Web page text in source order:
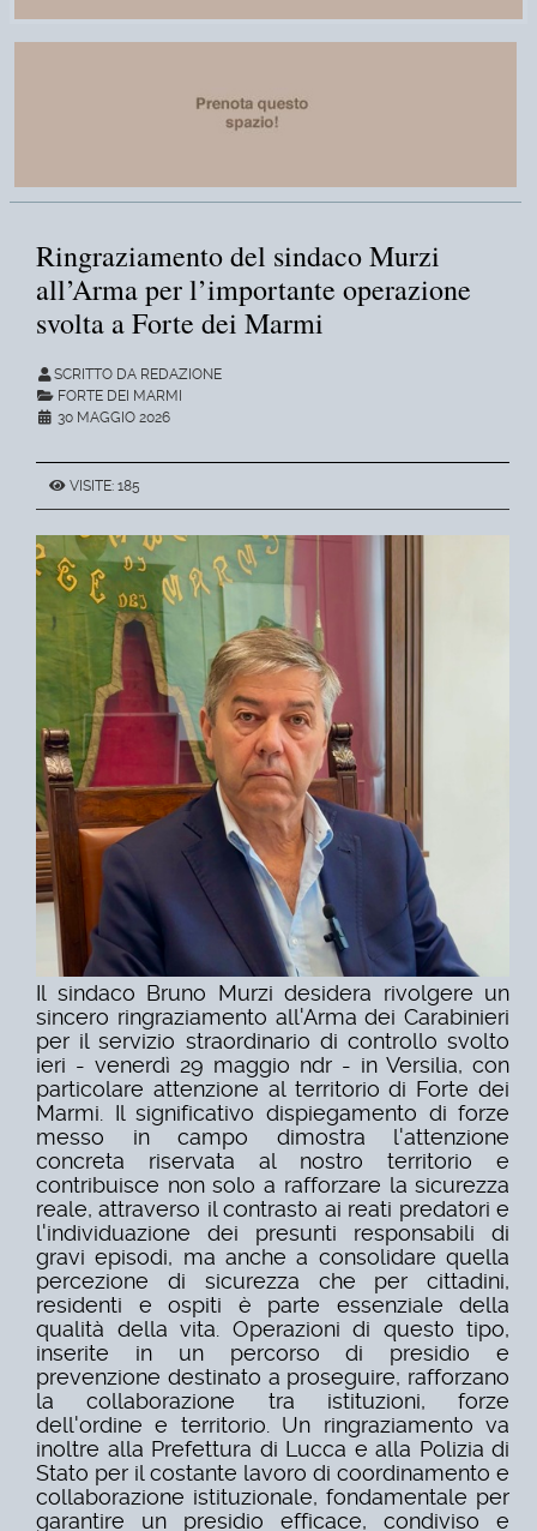
Ringraziamento del sindaco Murzi
all’Arma per l’importante operazione
svolta a Forte dei Marmi
SCRITTO DA REDAZIONE
FORTE DEI MARMI
30 MAGGIO 2026
VISITE: 185
Il sindaco Bruno Murzi desidera rivolgere un
sincero ringraziamento all'Arma dei Carabinieri
per il servizio straordinario di controllo svolto
ieri - venerdì 29 maggio ndr - in Versilia, con
particolare attenzione al territorio di Forte dei
Marmi. Il significativo dispiegamento di forze
messo in campo dimostra l'attenzione
concreta riservata al nostro territorio e
contribuisce non solo a rafforzare la sicurezza
reale, attraverso il contrasto ai reati predatori e
l'individuazione dei presunti responsabili di
gravi episodi, ma anche a consolidare quella
percezione di sicurezza che per cittadini,
residenti e ospiti è parte essenziale della
qualità della vita. Operazioni di questo tipo,
inserite in un percorso di presidio e
prevenzione destinato a proseguire, rafforzano
la collaborazione tra istituzioni, forze
dell'ordine e territorio. Un ringraziamento va
inoltre alla Prefettura di Lucca e alla Polizia di
Stato per il costante lavoro di coordinamento e
collaborazione istituzionale, fondamentale per
garantire un presidio efficace, condiviso e